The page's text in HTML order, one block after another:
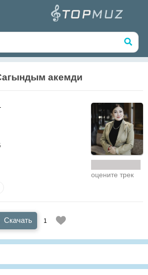
акемди
оцените трек
Скачать 1